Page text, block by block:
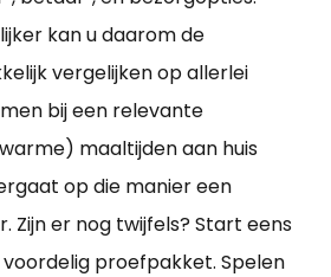
kan u daarom de
vergelijken op allerlei
bij een relevante
maaltijden aan huis
op die manier een
Zijn er nog twijfels? Start eens
proefpakket. Spelen